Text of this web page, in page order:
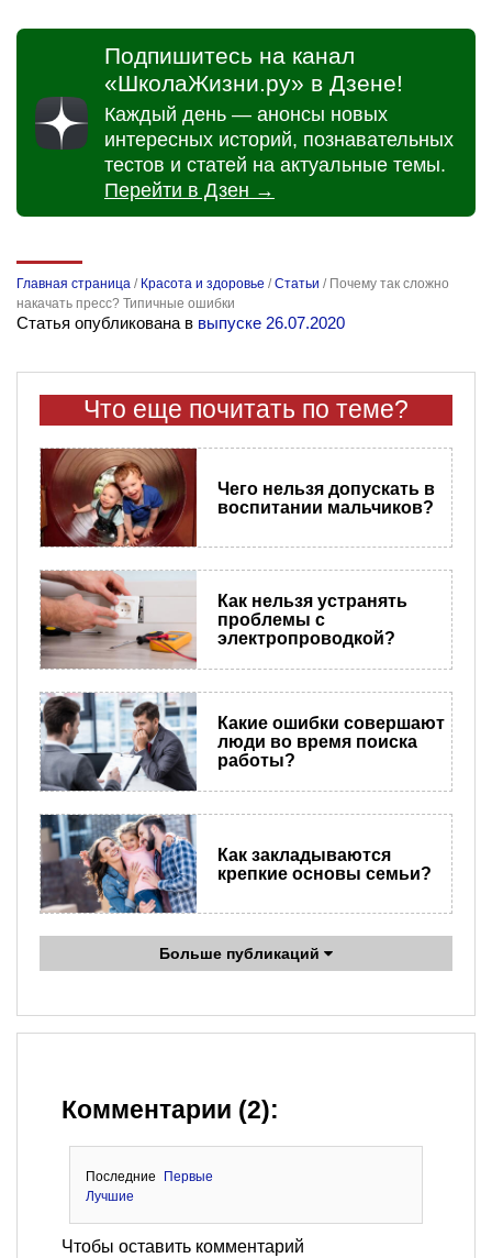
Подпишитесь на канал
«ШколаЖизни.ру» в Дзене!
Каждый день — анонсы новых
интересных историй, познавательных
тестов и статей на актуальные темы.
Перейти в Дзен →
Главная страница / Красота и здоровье /Статьи / Почему так сложно
накачать пресс? Типичные ошибки
Статья опубликована в выпуске 26.07.2020
Что еще почитать по теме?
Чего нельзя допускать в
воспитании мальчиков?
Как нельзя устранять
проблемы с
электропроводкой?
Какие ошибки совершают
люди во время поиска
работы?
Как закладываются
крепкие основы семьи?
Больше публикаций
Комментарии (2):
Последние
Первые
Лучшие
Чтобы оставить комментарий